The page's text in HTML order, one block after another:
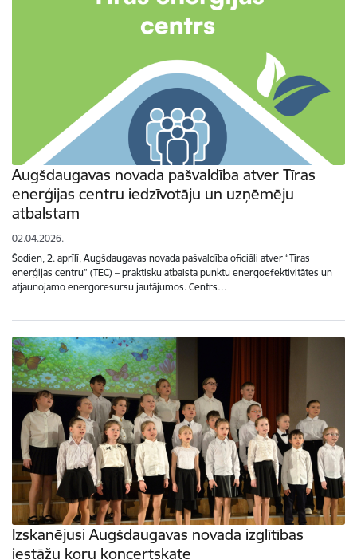
Augšdaugavas novada pašvaldība atver Tīras
enerģijas centru iedzīvotāju un uzņēmēju
atbalstam
02.04.2026.
Šodien, 2. aprīlī, Augšdaugavas novada pašvaldība oficiāli atver “Tīras
enerģijas centru” (TEC) – praktisku atbalsta punktu energoefektivitātes un
atjaunojamo energoresursu jautājumos. Centrs…
Izskanējusi Augšdaugavas novada izglītības
iestāžu koru koncertskate